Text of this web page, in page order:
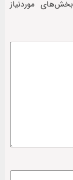
بخش‌های موردنیاز